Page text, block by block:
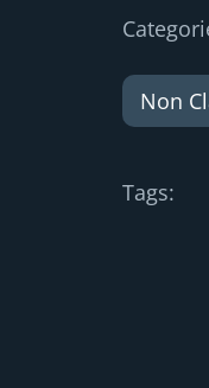
Non
Tags: